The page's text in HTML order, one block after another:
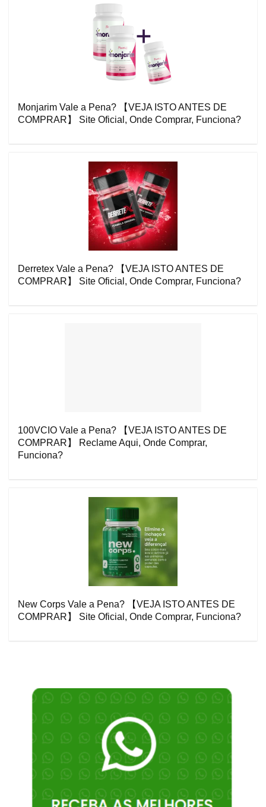
Monjarim Vale a Pena? 【VEJA ISTO ANTES DE
COMPRAR】 Site Oficial, Onde Comprar, Funciona?
Derretex Vale a Pena? 【VEJA ISTO ANTES DE
COMPRAR】 Site Oficial, Onde Comprar, Funciona?
100VCIO Vale a Pena? 【VEJA ISTO ANTES DE
COMPRAR】 Reclame Aqui, Onde Comprar,
Funciona?
New Corps Vale a Pena? 【VEJA ISTO ANTES DE
COMPRAR】 Site Oficial, Onde Comprar, Funciona?